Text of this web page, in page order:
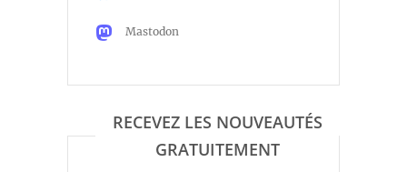
Mastodon
RECEVEZ LES NOUVEAUTÉS
GRATUITEMENT